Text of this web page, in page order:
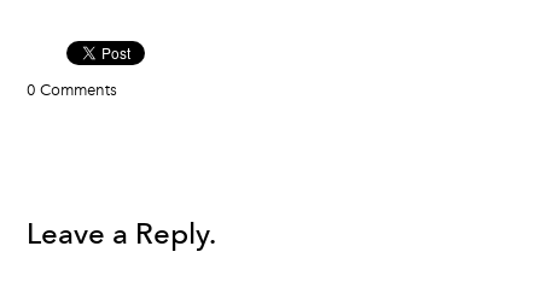
0 Comments
Leave a Reply.